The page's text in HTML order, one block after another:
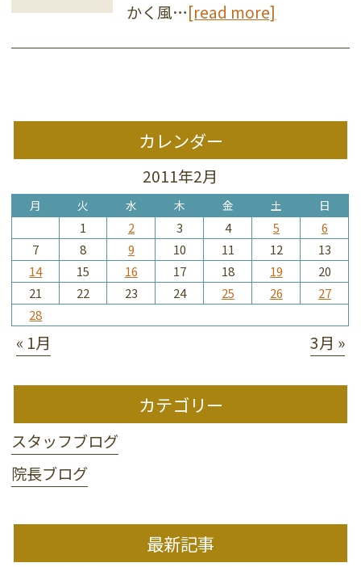
かく風…[read more]
カレンダー
2011年2月
月 火 水 木 金 土 日
1 2 3 4 5
6
7
8 9 10 11 12
13
14
15 16 17 18 19
20
21
22 23 24 25 26
27
28
« 1月 3月 »
カテゴリー
スタッフブログ
院長ブログ
最新記事